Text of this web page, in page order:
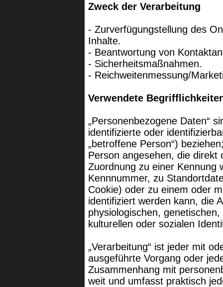
Zweck der Verarbeitung
- Zurverfügungstellung des
Inhalte.
- Beantwortung von
- Sicherheitsmaßnahmen.
- Reichweitenmessung/
Verwendete
„Personenbezogene Daten“
identifizierte oder
„betroffene Person“)
Person angesehen, die direkt
Zuordnung zu einer Kennung
Kennnummer, zu
Cookie) oder zu einem oder
identifiziert werden kann, die
physiologischen,
kulturellen oder sozialen
„Verarbeitung“ ist jeder mit
ausgeführte Vorgang oder
Zusammenhang mit
weit und umfasst praktisch